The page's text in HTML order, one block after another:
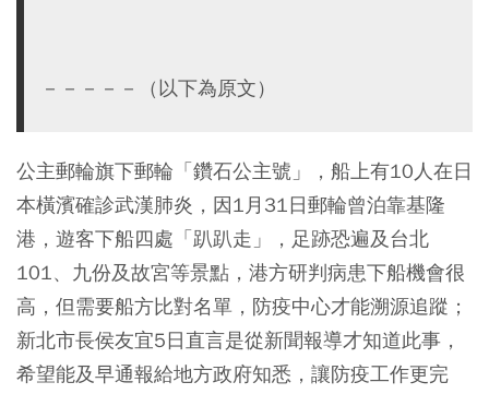
－－－－－（以下為原文）
公主郵輪旗下郵輪「鑽石公主號」，船上有10人在日
本橫濱確診武漢肺炎，因1月31日郵輪曾泊靠基隆
港，遊客下船四處「趴趴走」，足跡恐遍及台北
101、九份及故宮等景點，港方研判病患下船機會很
高，但需要船方比對名單，防疫中心才能溯源追蹤；
新北市長侯友宜5日直言是從新聞報導才知道此事，
希望能及早通報給地方政府知悉，讓防疫工作更完